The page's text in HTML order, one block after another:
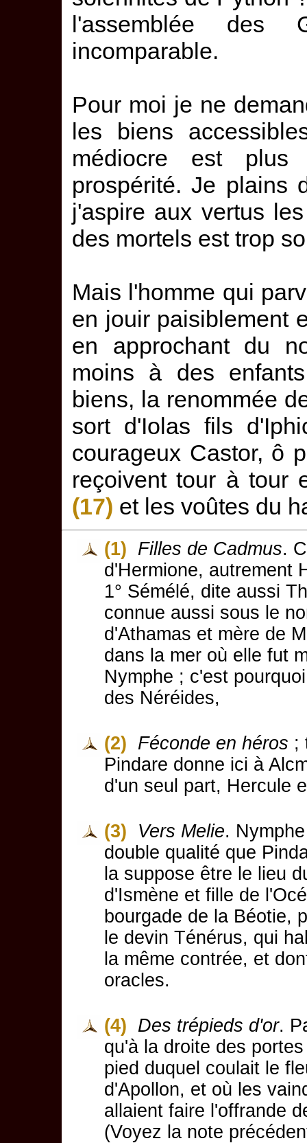
l'assemblée des
incomparable.
Pour moi je ne
les biens
médiocre est plus
prospérité. Je
j'aspire aux vertus
des mortels est trop
Mais l'homme qui
en jouir paisiblement
en approchant du
moins à des
biens, la renommée
sort d'Iolas fils
courageux Castor, ô
reçoivent tour à tour
(17) et les voûtes du
(1) Filles de Cadmus.
d'Hermione, autrement
1° Sémélé, dite aussi
connue aussi sous le
d'Athamas et mère de
dans la mer où elle fut
Nymphe ; c'est
des Néréides,
(2) Féconde en héros ;
Pindare donne ici à
d'un seul part, Hercule
(3) Vers Melie.
double qualité que
la suppose être le lieu
d'Ismène et fille de
bourgade de la Béotie,
le devin Ténérus, qui
la même contrée, et
oracles.
(4) Des trépieds d'or.
qu'à la droite des
pied duquel coulait le
d'Apollon, et où les
allaient faire l'offrande
(Voyez la note